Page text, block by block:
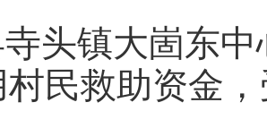
头镇大崮东
村民救助资金